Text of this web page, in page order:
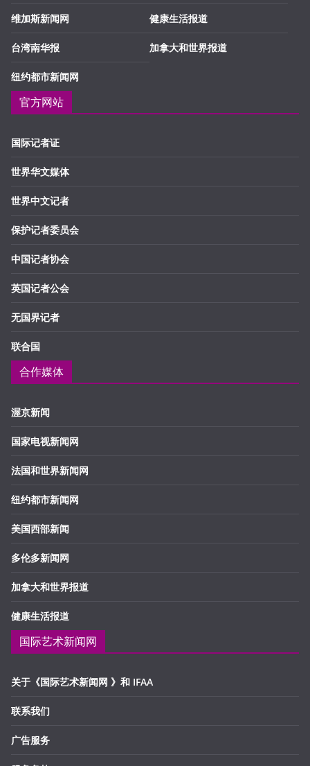
维加斯新闻网
台湾南华报
纽约都市新闻网
健康生活报道
加拿大和世界报道
官方网站
国际记者证
世界华文媒体
世界中文记者
保护记者委员会
中国记者协会
英国记者公会
无国界记者
联合国
合作媒体
渥京新闻
国家电视新闻网
法国和世界新闻网
纽约都市新闻网
美国西部新闻
多伦多新闻网
加拿大和世界报道
健康生活报道
国际艺术新闻网
关于《国际艺术新闻网 》和 IFAA
联系我们
广告服务